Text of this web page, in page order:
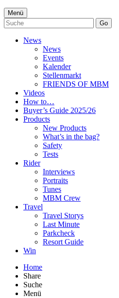
Menü
Go
News
News
Events
Kalender
Stellenmarkt
FRIENDS OF MBM
Videos
How to…
Buyer’s Guide 2025/26
Products
New Products
What’s in the bag?
Safety
Tests
Rider
Interviews
Portraits
Tunes
MBM Crew
Travel
Travel Storys
Last Minute
Parkcheck
Resort Guide
Win
Home
Share
Suche
Menü